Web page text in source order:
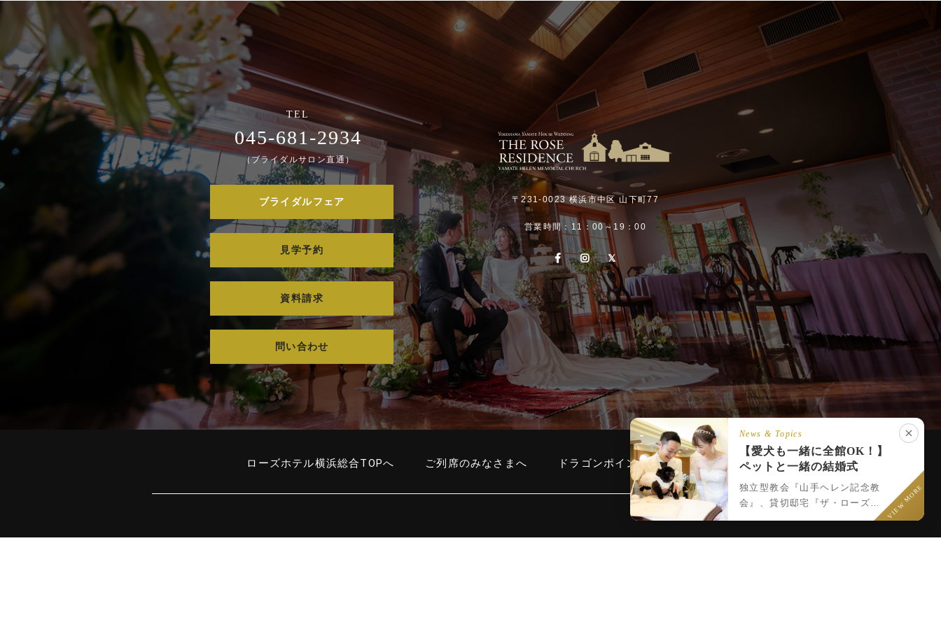
045-681-2934
（ブライダルサロン直通）
ブライダルフェア
見学予約
資料請求
問い合わせ
〒231-0023 横浜市中区 山下町77
営業時間：11：00～19：00
ローズホテル横浜総合TOPへ ご列席のみなさまへ ドラゴンポイントについて
LINEでウェディング相談
News & Topics
【愛犬も一緒に全館OK！】
ペットと一緒の結婚式
独立型教会『山手ヘレン記念教
会』、貸切邸宅『ザ・ローズレ
ジデンス』だからこそ出来るペ VIEW MORE